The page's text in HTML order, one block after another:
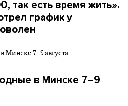
так есть время жить».
график у
в Минске 7–9